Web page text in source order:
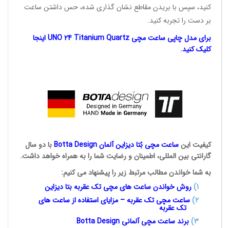
کنید، سپس با بریدن مقاطع نشان گذاری شده، حس داشتن ساعت
بر دست را تجربه کنید.
برای مدل چاپی ساعت مچی UNO 24 Titanium Quartz اینجا
کلیک کنید.
کیفیت اینساعت مچی بُتادیزاین آلمانBotta Designبا دو سال
گارانتی بین المللی، اطمینان و رضایت شما را به همراه خواهد داشت.
به شما خواندن مطالب مرتبط زیر را پیشنهاد می کنیم:
1
)روش خواندن ساعت های مچی تکعقربه بتا دیزاین
2) ساعت مچی تک عقربه – مزایای استفاده از ساعت های
تک عقربه
3
)برند ساعت مچی آلمانی Botta Design